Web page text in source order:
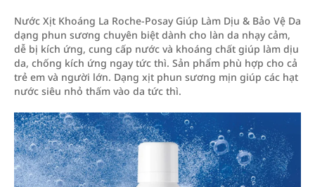
Nước Xịt Khoáng La Roche-Posay Giúp Làm Dịu & Bảo Vệ Da
dạng phun sương chuyên biệt dành cho làn da nhạy cảm,
dễ bị kích ứng, cung cấp nước và khoáng chất giúp làm dịu
da, chống kích ứng ngay tức thì. Sản phẩm phù hợp cho cả
trẻ em và người lớn. Dạng xịt phun sương mịn giúp các hạt
nước siêu nhỏ thấm vào da tức thì.